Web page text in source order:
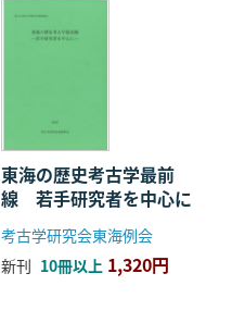
東海の歴史考古学最前
線 若手研究者を中心に
考古学研究会東海例会
新刊 10冊以上 1,320円